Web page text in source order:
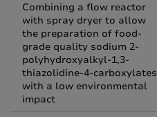
Combining a flow reactor
with spray dryer to allow
the preparation of food-
grade quality sodium 2-
polyhydroxyalkyl-1,3-
thiazolidine-4-carboxylates
with a low environmental
impact